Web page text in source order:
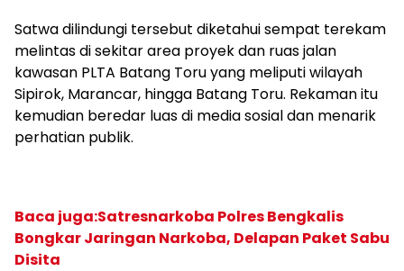
Satwa dilindungi tersebut diketahui sempat terekam
melintas di sekitar area proyek dan ruas jalan
kawasan PLTA Batang Toru yang meliputi wilayah
Sipirok, Marancar, hingga Batang Toru. Rekaman itu
kemudian beredar luas di media sosial dan menarik
perhatian publik.
Baca juga:Satresnarkoba Polres Bengkalis
Bongkar Jaringan Narkoba, Delapan Paket Sabu
Disita